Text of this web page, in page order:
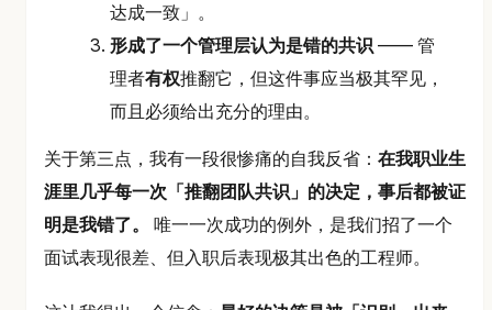
达成一致」。
形成了一个管理层认为是错的共识 —— 管
理者有权推翻它，但这件事应当极其罕见，
而且必须给出充分的理由。
关于第三点，我有一段很惨痛的自我反省： 在我职业生
涯里几乎每一次「推翻团队共识」的决定，事后都被证
明是我错了。
唯一一次成功的例外，是我们招了一个
面试表现很差、但入职后表现极其出色的工程师。